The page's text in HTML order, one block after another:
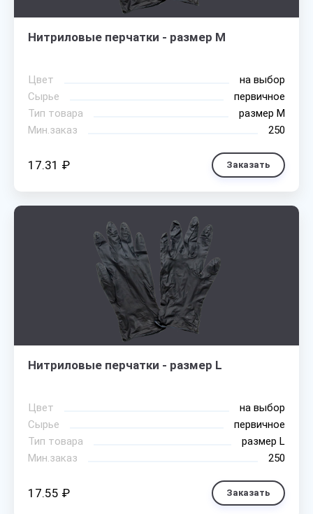
Нитриловые перчатки - размер M
Цвет
на выбор
Сырье
первичное
Тип товара
размер М
Мин.заказ
250
17.31 ₽ Заказать
Нитриловые перчатки - размер L
Цвет
на выбор
Сырье
первичное
Тип товара
размер L
Мин.заказ
250
17.55 ₽ Заказать